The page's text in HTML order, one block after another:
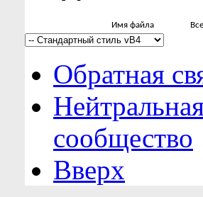
Имя файла
Обратная
сообщество
Вверх